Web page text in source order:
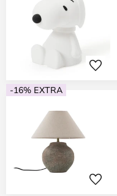
-16% EXTRA